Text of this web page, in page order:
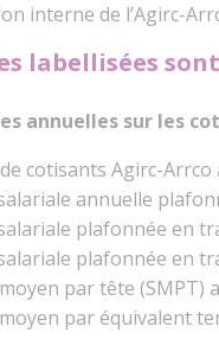
interne de l’Agirc-
labellisées
annuelles sur les
cotisants Agirc-Arrco
annuelle
plafonnée en
plafonnée en
par tête (SMPT)
par équivalent